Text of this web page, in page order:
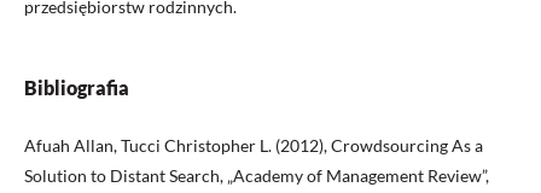
przedsiębiorstw rodzinnych.
Bibliografia
Afuah Allan, Tucci Christopher L. (2012), Crowdsourcing As a
Solution to Distant Search, „Academy of Management Review”,